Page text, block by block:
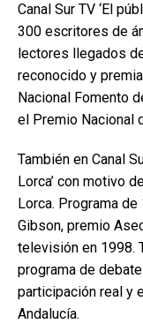
Canal Sur TV ‘El
300 escritores de
lectores llegados
reconocido y
Nacional Fomento
el Premio Nacional
También en Canal
Lorca’ con motivo
Lorca. Programa
Gibson, premio
televisión en 1998.
programa de debate
participación real y
Andalucía.